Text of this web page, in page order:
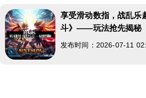
享受滑动数指，战乱乐
斗》——玩法抢先揭秘
发布时间：2026-07-11